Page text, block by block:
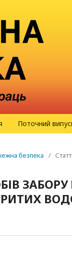
Поточний
безпека / Статті